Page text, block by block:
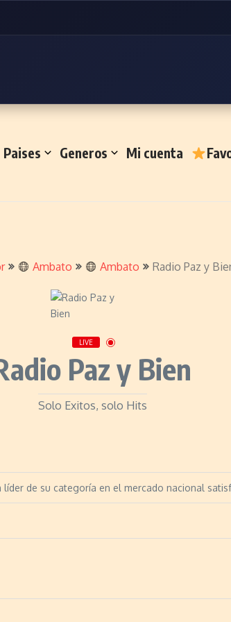
Paises Generos Mi cuenta
Ambato Ambato Radio Paz y
LIVE
Paz y Bien
Solo Exitos, solo Hits
de su categoría en el mercado nacional